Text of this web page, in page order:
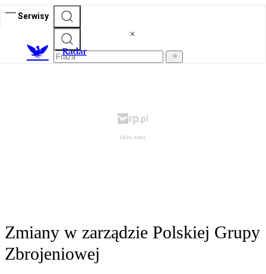
Serwisy
Radar
Zmiany w zarządzie Polskiej Grupy
Zbrojeniowej